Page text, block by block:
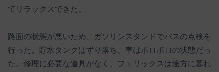
てリラックスできた。
路面の状態が悪いため、ガソリンスタンドでバスの点検を
行った。貯水タンクはずり落ち、車はボロボロの状態だっ
た。修理に必要な道具がなく、フェリックスは途方に暮れ